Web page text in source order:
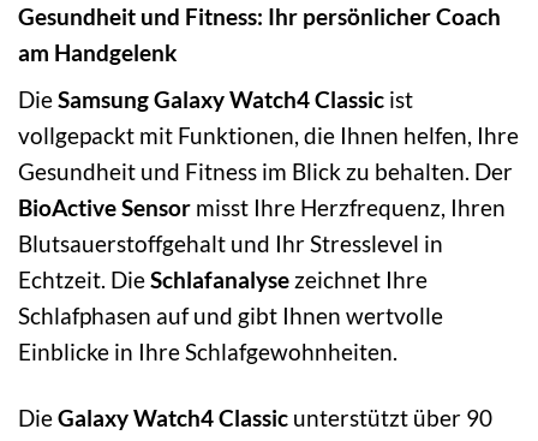
Gesundheit und Fitness: Ihr persönlicher Coach
am Handgelenk
DieSamsung Galaxy Watch4 Classic ist
vollgepackt mit Funktionen, die Ihnen helfen, Ihre
Gesundheit und Fitness im Blick zu behalten. Der
BioActive Sensor misst Ihre Herzfrequenz, Ihren
Blutsauerstoffgehalt und Ihr Stresslevel in
Echtzeit. DieSchlafanalyse zeichnet Ihre
Schlafphasen auf und gibt Ihnen wertvolle
Einblicke in Ihre Schlafgewohnheiten.
DieGalaxy Watch4 Classic unterstützt über 90